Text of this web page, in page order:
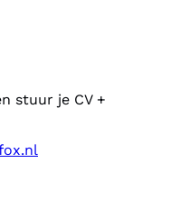
stuur je CV +